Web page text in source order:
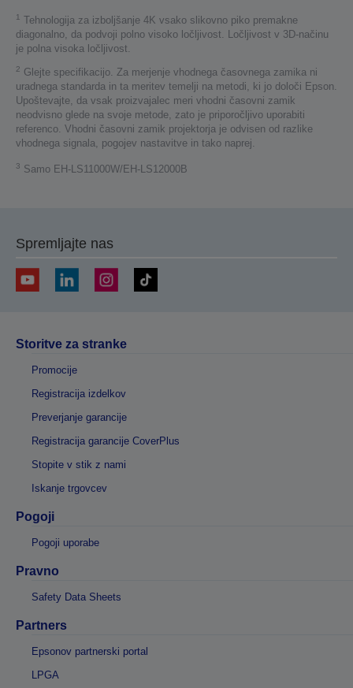
1
Tehnologija za izboljšanje 4K vsako slikovno piko premakne
diagonalno, da podvoji polno visoko ločljivost. Ločljivost v 3D-načinu
je polna visoka ločljivost.
2 Glejte specifikacijo. Za merjenje vhodnega časovnega zamika ni
uradnega standarda in ta meritev temelji na metodi, ki jo določi Epson.
Upoštevajte, da vsak proizvajalec meri vhodni časovni zamik
neodvisno glede na svoje metode, zato je priporočljivo uporabiti
referenco. Vhodni časovni zamik projektorja je odvisen od razlike
vhodnega signala, pogojev nastavitve in tako naprej.
3 Samo EH-LS11000W/EH-LS12000B
Spremljajte nas
Storitve za stranke
Promocije
Registracija izdelkov
Preverjanje garancije
Registracija garancije CoverPlus
Stopite v stik z nami
Iskanje trgovcev
Pogoji
Pogoji uporabe
Pravno
Safety Data Sheets
Partners
Epsonov partnerski portal
LPGA